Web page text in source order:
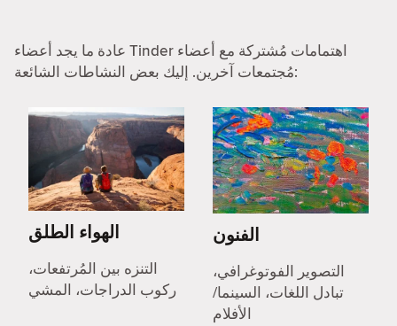
عادة ما يجد أعضاء Tinder اهتمامات مُشتركة مع أعضاء
مُجتمعات آخرين. إليك بعض النشاطات الشائعة:
الهواء الطلق
التنزه بين المُرتفعات،
ركوب الدراجات، المشي
الفنون
التصوير الفوتوغرافي،
تبادل اللغات، السينما/
الأفلام